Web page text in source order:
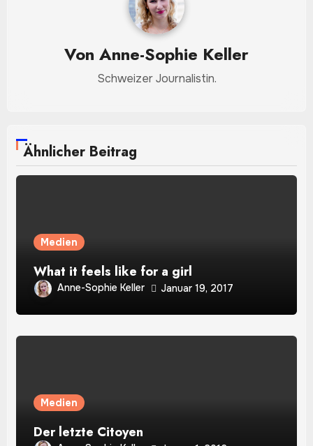
Von Anne-Sophie Keller
Schweizer Journalistin.
Ähnlicher Beitrag
Medien
What it feels like for a girl
Anne-Sophie Keller Januar 19, 2017
Medien
Der letzte Citoyen